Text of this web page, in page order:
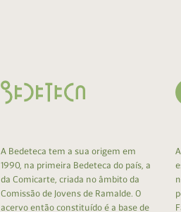
A Bedeteca tem a sua origem em
1990, na primeira Bedeteca do país, a
da Comicarte, criada no âmbito da
Comissão de Jovens de Ramalde. O
acervo então constituído é a base de